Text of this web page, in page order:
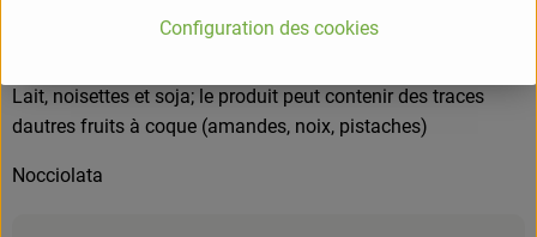
soja*; extrait de vanille*.
Lait, noisettes et soja; le produit peut contenir des traces
dautres fruits à coque (amandes, noix, pistaches)
Nocciolata
Configuration des cookies